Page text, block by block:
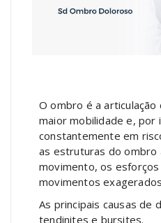
O ombro é a
maior mobilidade e, por
constantemente em
as estruturas do ombro
movimento, os
movimentos
As principais causas de
tendinites e bursites.